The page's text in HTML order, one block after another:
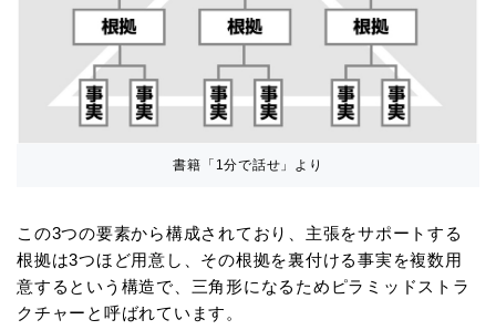
書籍「1分で話せ」より
この3つの要素から構成されており、主張をサポートする
根拠は3つほど用意し、その根拠を裏付ける事実を複数用
意するという構造で、三角形になるためピラミッドストラ
クチャーと呼ばれています。